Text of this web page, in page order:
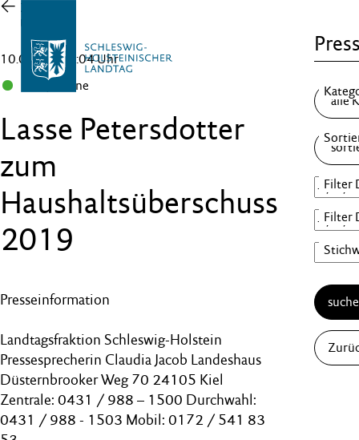
Zur
Übersicht
10.01.20 , 15:04 Uhr
B 90/Grüne
Lasse Petersdotter
zum
Haushaltsüberschuss
2019
Presseinformation
Landtagsfraktion Schleswig-Holstein
Pressesprecherin Claudia Jacob Landeshaus
Düsternbrooker Weg 70 24105 Kiel
Zentrale: 0431 / 988 – 1500 Durchwahl:
0431 / 988 - 1503 Mobil: 0172 / 541 83